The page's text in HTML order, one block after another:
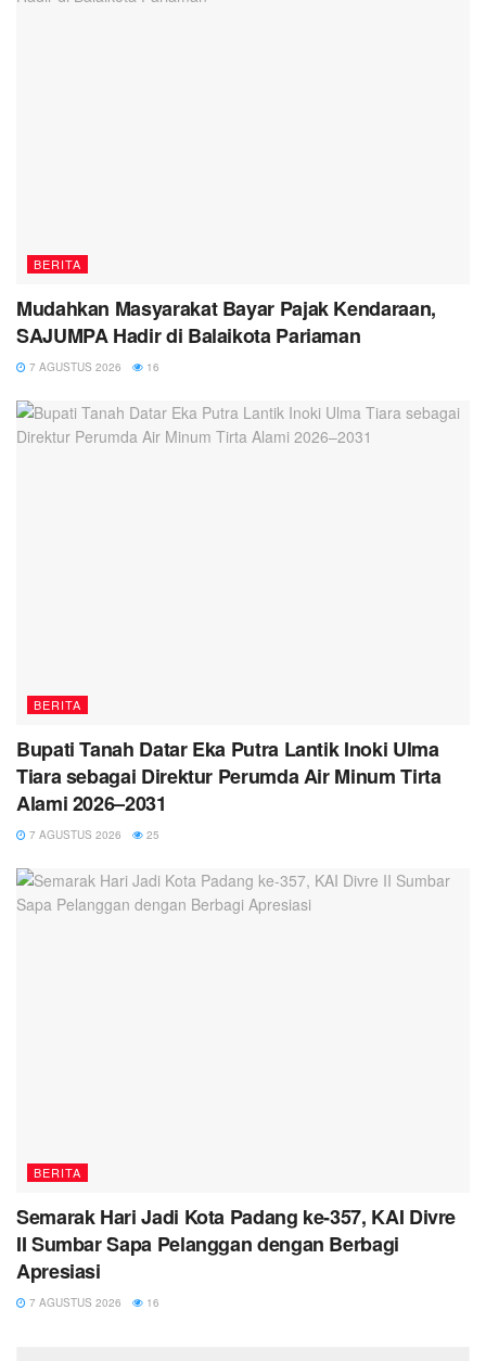
BERITA
Mudahkan Masyarakat Bayar Pajak Kendaraan,
SAJUMPA Hadir di Balaikota Pariaman
7 AGUSTUS 2026 16
BERITA
Bupati Tanah Datar Eka Putra Lantik Inoki Ulma
Tiara sebagai Direktur Perumda Air Minum Tirta
Alami 2026–2031
7 AGUSTUS 2026 25
BERITA
Semarak Hari Jadi Kota Padang ke-357, KAI Divre
II Sumbar Sapa Pelanggan dengan Berbagi
Apresiasi
7 AGUSTUS 2026 16